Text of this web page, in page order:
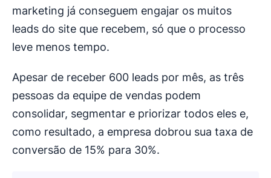
marketing já conseguem engajar os muitos
leads do site que recebem, só que o processo
leve menos tempo.
Apesar de receber 600 leads por mês, as três
pessoas da equipe de vendas podem
consolidar, segmentar e priorizar todos eles e,
como resultado, a empresa dobrou sua taxa de
conversão de 15% para 30%.